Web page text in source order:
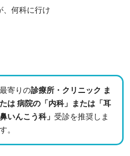
、何科に行け
最寄りの診療所・クリニック ま
たは 病院の「内科」または「耳
鼻いんこう科」 受診を推奨しま
す。